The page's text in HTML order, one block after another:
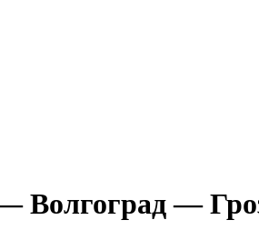
— Волгоград —